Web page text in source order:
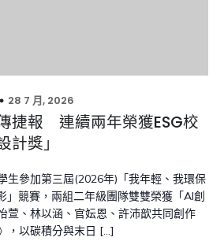
28 7 月, 2026
捷報 連續兩年榮獲ESG校
獎」
生參加第三屆(2026年)「我年輕、我環保
競賽，兩組二年級團隊雙雙榮獲「AI創
萱、林以涵、官妘恩、許沛歆共同創作
，以碳積分與末日 […]